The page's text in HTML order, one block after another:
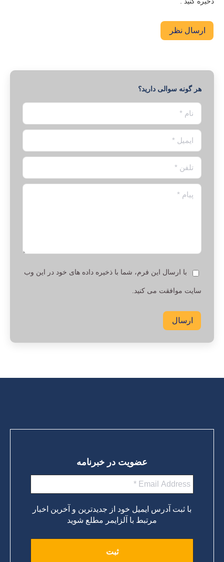
ارسال نظر
هر گونه سوالی دارید؟
نام *
ایمیل *
تلفن *
پیام *
با ارسال این فرم، شما با ذخیره داده های خود در این وب
سایت موافقت می کنید.
ارسال
عضویت در خبرنامه
با ثبت آدرس ایمیل خود از جدیدترین و آخرین اخبار
مرتبط با آلزایمر مطلع شوید